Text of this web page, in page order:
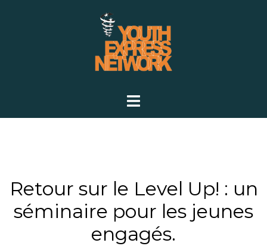
Retour sur le Level Up! : un
séminaire pour les jeunes
engagés.